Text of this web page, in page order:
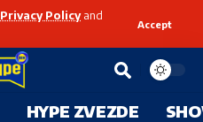
Privacy Policyand
Accept
HYPE ZVEZDE